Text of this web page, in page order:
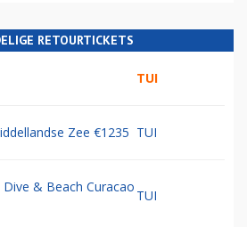
RETOURTICKETS
TUI
Zee €1235 TUI
& Beach Curacao
TUI